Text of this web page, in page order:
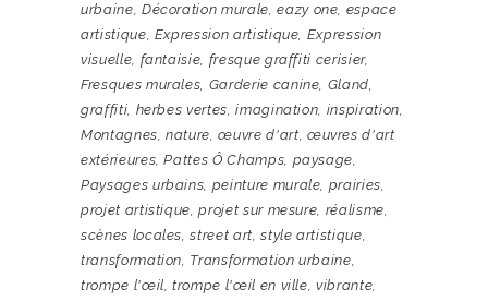
urbaine, Décoration murale,eazy one, espace
artistique, Expression artistique, Expression
visuelle, fantaisie, fresque graffiti cerisier,
Fresques murales, Garderie canine, Gland,
graffiti, herbes vertes,imagination, inspiration,
Montagnes,nature,œuvre d'art, œuvres d'art
extérieures,Pattes Ô Champs, paysage,
Paysages urbains, peinture murale, prairies,
projet artistique,projet sur mesure, réalisme,
scènes locales,street art,style artistique,
transformation, Transformation urbaine,
trompe l'œil,trompe l'œil en ville,vibrante,